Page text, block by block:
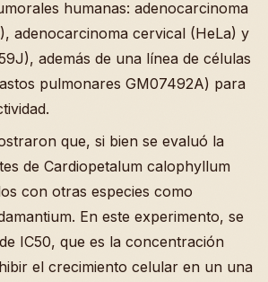
humanas: adenocarcinoma
adenocarcinoma cervical (HeLa) y
además de una línea de células
pulmonares GM07492A) para
que, si bien se evaluó la
de Cardiopetalum calophyllum
con otras especies como
En este experimento, se
IC50, que es la concentración
el crecimiento celular en un una